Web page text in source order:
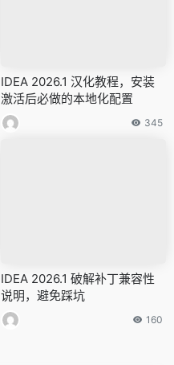
IDEA 2026.1 汉化教程，安装
激活后必做的本地化配置
345
IDEA 2026.1 破解补丁兼容性
说明，避免踩坑
160